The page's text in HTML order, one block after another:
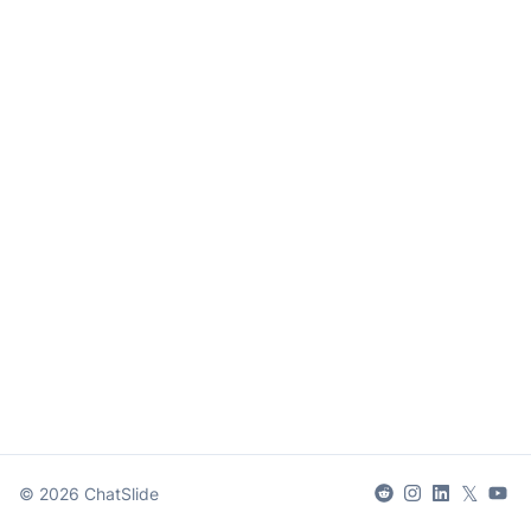
© 2026 ChatSlide 𝕏